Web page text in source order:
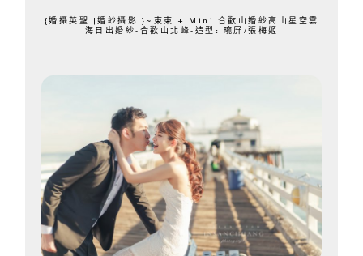
{婚攝英聖 |婚紗攝影 }~東東 + Mini 合歡山婚紗高山星空雲
海日出婚紗-合歡山北峰-造型: 晼屏/張梅姬